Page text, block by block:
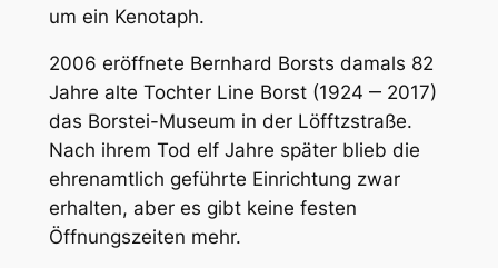
um ein Kenotaph.
2006 eröffnete Bernhard Borsts damals 82
Jahre alte Tochter Line Borst (1924 ‒ 2017)
das Borstei-Museum in der Löfftzstraße.
Nach ihrem Tod elf Jahre später blieb die
ehrenamtlich geführte Einrichtung zwar
erhalten, aber es gibt keine festen
Öffnungszeiten mehr.